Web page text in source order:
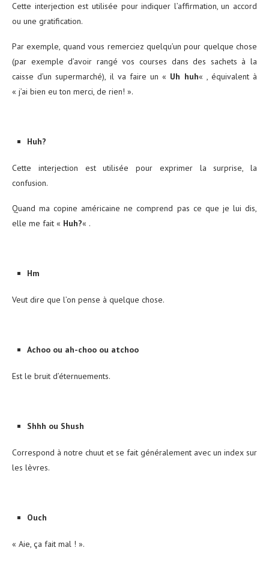
Cette interjection est utilisée pour indiquer l’affirmation, un accord
ou une gratification.
Par exemple, quand vous remerciez quelqu’un pour quelque chose
(par exemple d’avoir rangé vos courses dans des sachets à la
caisse d’un supermarché), il va faire un « Uh huh« , équivalent à
« j’ai bien eu ton merci, de rien! ».
Huh?
Cette interjection est utilisée pour exprimer la surprise, la
confusion.
Quand ma copine américaine ne comprend pas ce que je lui dis,
elle me fait « Huh?« .
Hm
Veut dire que l’on pense à quelque chose.
Achoo ou ah-choo ou atchoo
Est le bruit d’éternuements.
Shhh ou Shush
Correspond à notre chuut et se fait généralement avec un index sur
les lèvres.
Ouch
« Aie, ça fait mal ! ».